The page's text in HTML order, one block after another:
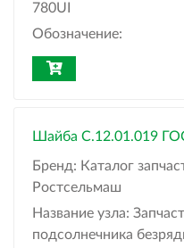
780UI
Обозначение:
Шайба С.12.01.019
Бренд: Каталог
Ростсельмаш
Название узла:
подсолнечника